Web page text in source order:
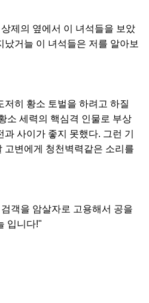
제의 옆에서 이 녀석들을 보았
났거늘 이 녀석들은 저를 알아보
저히 황소 토벌을 하려고 하질
소 세력의 핵심격 인물로 부상
사이가 좋지 못했다. 그런 기
고변에게 청천벽력같은 소리를
객을 암살자로 고용해서 공을
입니다!"